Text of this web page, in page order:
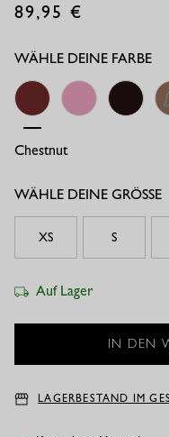
89,95
WÄHLE DEINE FARBE
ChestnutPop Pink
WÄHLE DEINE GRÖSSE
XS S
Auf Lager
LAGERBESTAND IM